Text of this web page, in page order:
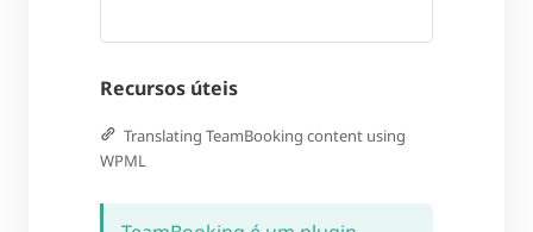
Recursos úteis
Translating TeamBooking content using
WPML